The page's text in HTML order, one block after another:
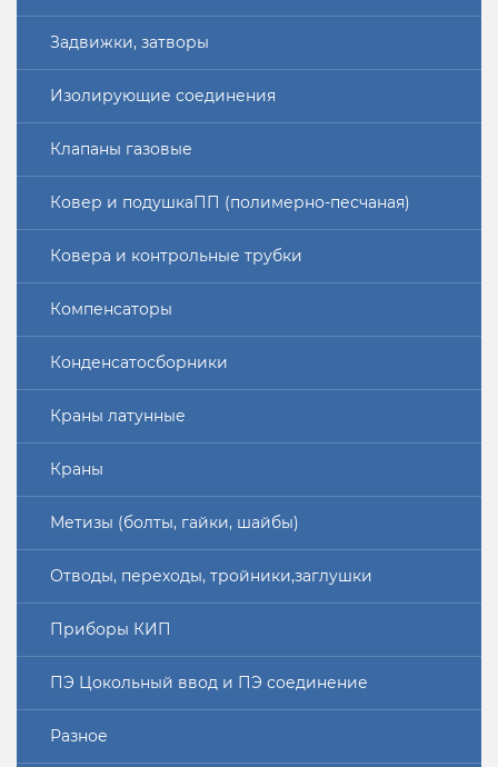
Задвижки, затворы
Изолирующие соединения
Клапаны газовые
Ковер и подушкаПП (полимерно-песчаная)
Ковера и контрольные трубки
Компенсаторы
Конденсатосборники
Краны латунные
Краны
Метизы (болты, гайки, шайбы)
Отводы, переходы, тройники,заглушки
Приборы КИП
ПЭ Цокольный ввод и ПЭ соединение
Разное